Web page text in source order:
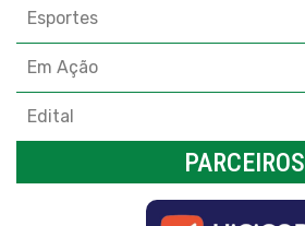
Esportes
Em Ação
Edital
PARCEIROS